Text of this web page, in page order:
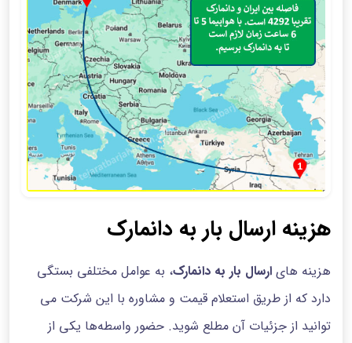
هزینه ارسال بار به دانمارک
هزینه های ارسال بار به دانمارک، به عوامل مختلفی بستگی
دارد که از طریق استعلام قیمت و مشاوره با این شرکت می
توانید از جزئیات آن مطلع شوید. حضور واسطه‌ها یکی از